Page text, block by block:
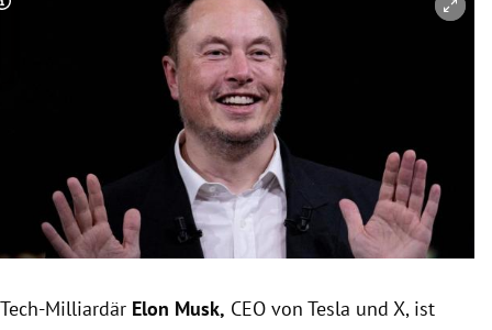
Untermenü
Untermenü
Copyright-Hinweis öffnen/schließen
Tech-Milliardär Elon Musk, CEO von Tesla und X, ist